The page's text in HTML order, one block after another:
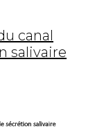
canal
salivaire